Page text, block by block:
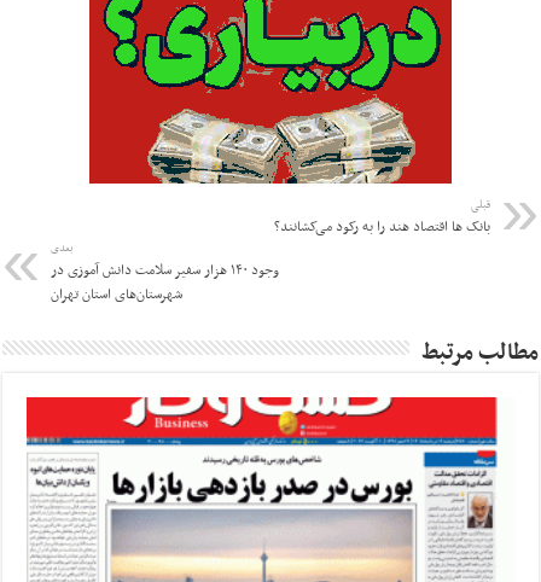
قبلی
بانک ها اقتصاد هند را به رکود می‌کشانند؟
بعدی
وجود ۱۴۰ هزار سفیر سلامت دانش آموزی در
شهرستان‌های استان تهران
مطالب مرتبط